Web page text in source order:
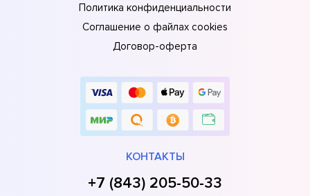
Политика конфиденциальности
Соглашение о файлах cookies
Договор-оферта
КОНТАКТЫ
+7 (843) 205-50-33